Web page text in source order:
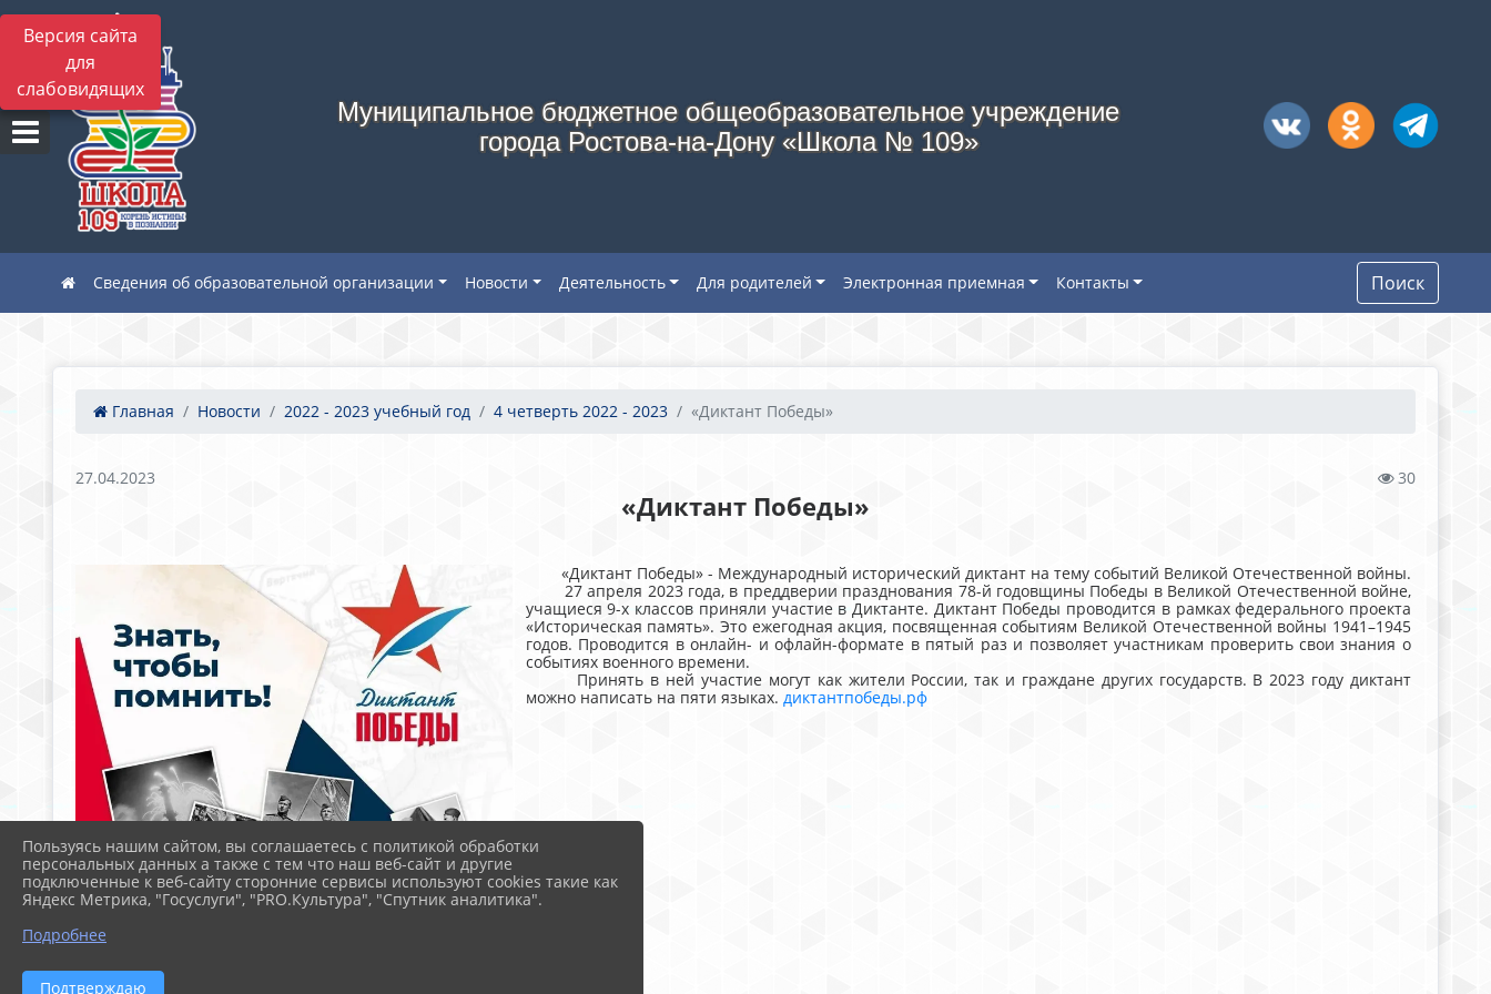
Версия сайта
для
слабовидящих
Муниципальное бюджетное общеобразовательное учреждение
города Ростова-на-Дону «Школа № 109»
Сведения об образовательной организации Новости Деятельность Для родителей Электронная приемная Контакты Поиск
Главная Новости 2022 - 2023 учебный год 4 четверть 2022 - 2023 «Диктант Победы»
27.04.2023 30
«Диктант Победы»
«Диктант Победы» - Международный исторический диктант на тему событий Великой Отечественной войны.
27 апреля 2023 года, в преддверии празднования 78-й годовщины Победы в Великой Отечественной войне,
учащиеся 9-х классов приняли участие в Диктанте. Диктант Победы проводится в рамках федерального проекта
«Историческая память». Это ежегодная акция, посвященная событиям Великой Отечественной войны 1941–1945
годов. Проводится в онлайн- и офлайн-формате в пятый раз и позволяет участникам проверить свои знания о
событиях военного времени.
Принять в ней участие могут как жители России, так и граждане других государств. В 2023 году диктант
можно написать на пяти языках. диктантпобеды.рф
Пользуясь нашим сайтом, вы соглашаетесь с политикой обработки
персональных данных а также с тем что наш веб-сайт и другие
подключенные к веб-сайту сторонние сервисы используют cookies такие как
Яндекс Метрика, "Госуслуги", "PRO.Культура", "Спутник аналитика".
Подробнее
Подтверждаю